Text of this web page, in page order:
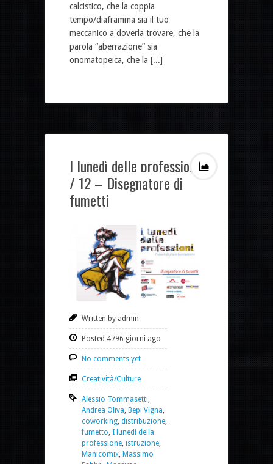
calcistico, che la coppia
tempo/diaframma sia il tuo
meccanico a doverla trovare, che la
parola “aberrazione” sia
onomatopeica, che la [...]
I lunedì delle professioni
/ 12 – Disegnatore di
fumetti
Written by admin
Posted 4796 giorni ago
No comments yet
Creatività/Culture
Alessio Tommasetti
Andrea Oliva Bepi Vigna
coworking distribuzione
fumetto I lunedì della
professione istruzione
Manicomix Massimo